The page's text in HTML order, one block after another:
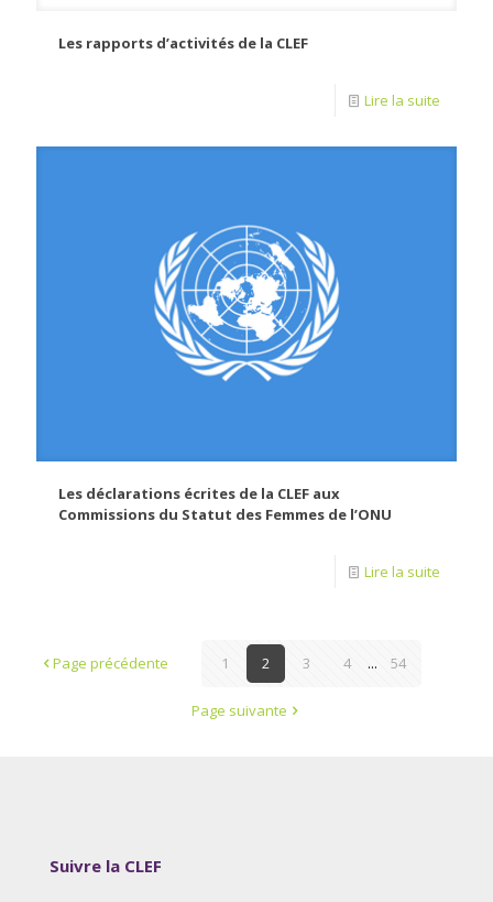
Les rapports d’activités de la CLEF
Lire la suite
Les déclarations écrites de la CLEF aux
Commissions du Statut des Femmes de l’ONU
Lire la suite
Page précédente 1 2 3 4 ... 54
Page suivante
Suivre la CLEF